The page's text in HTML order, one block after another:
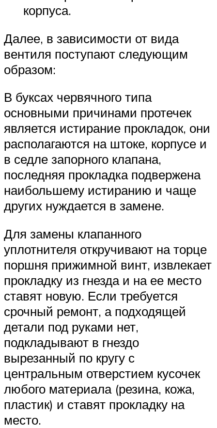
корпуса.
Далее, в зависимости от вида
вентиля поступают следующим
образом:
В буксах червячного типа
основными причинами протечек
является истирание прокладок, они
располагаются на штоке, корпусе и
в седле запорного клапана,
последняя прокладка подвержена
наибольшему истиранию и чаще
других нуждается в замене.
Для замены клапанного
уплотнителя откручивают на торце
поршня прижимной винт, извлекает
прокладку из гнезда и на ее место
ставят новую. Если требуется
срочный ремонт, а подходящей
детали под руками нет,
подкладывают в гнездо
вырезанный по кругу с
центральным отверстием кусочек
любого материала (резина, кожа,
пластик) и ставят прокладку на
место.